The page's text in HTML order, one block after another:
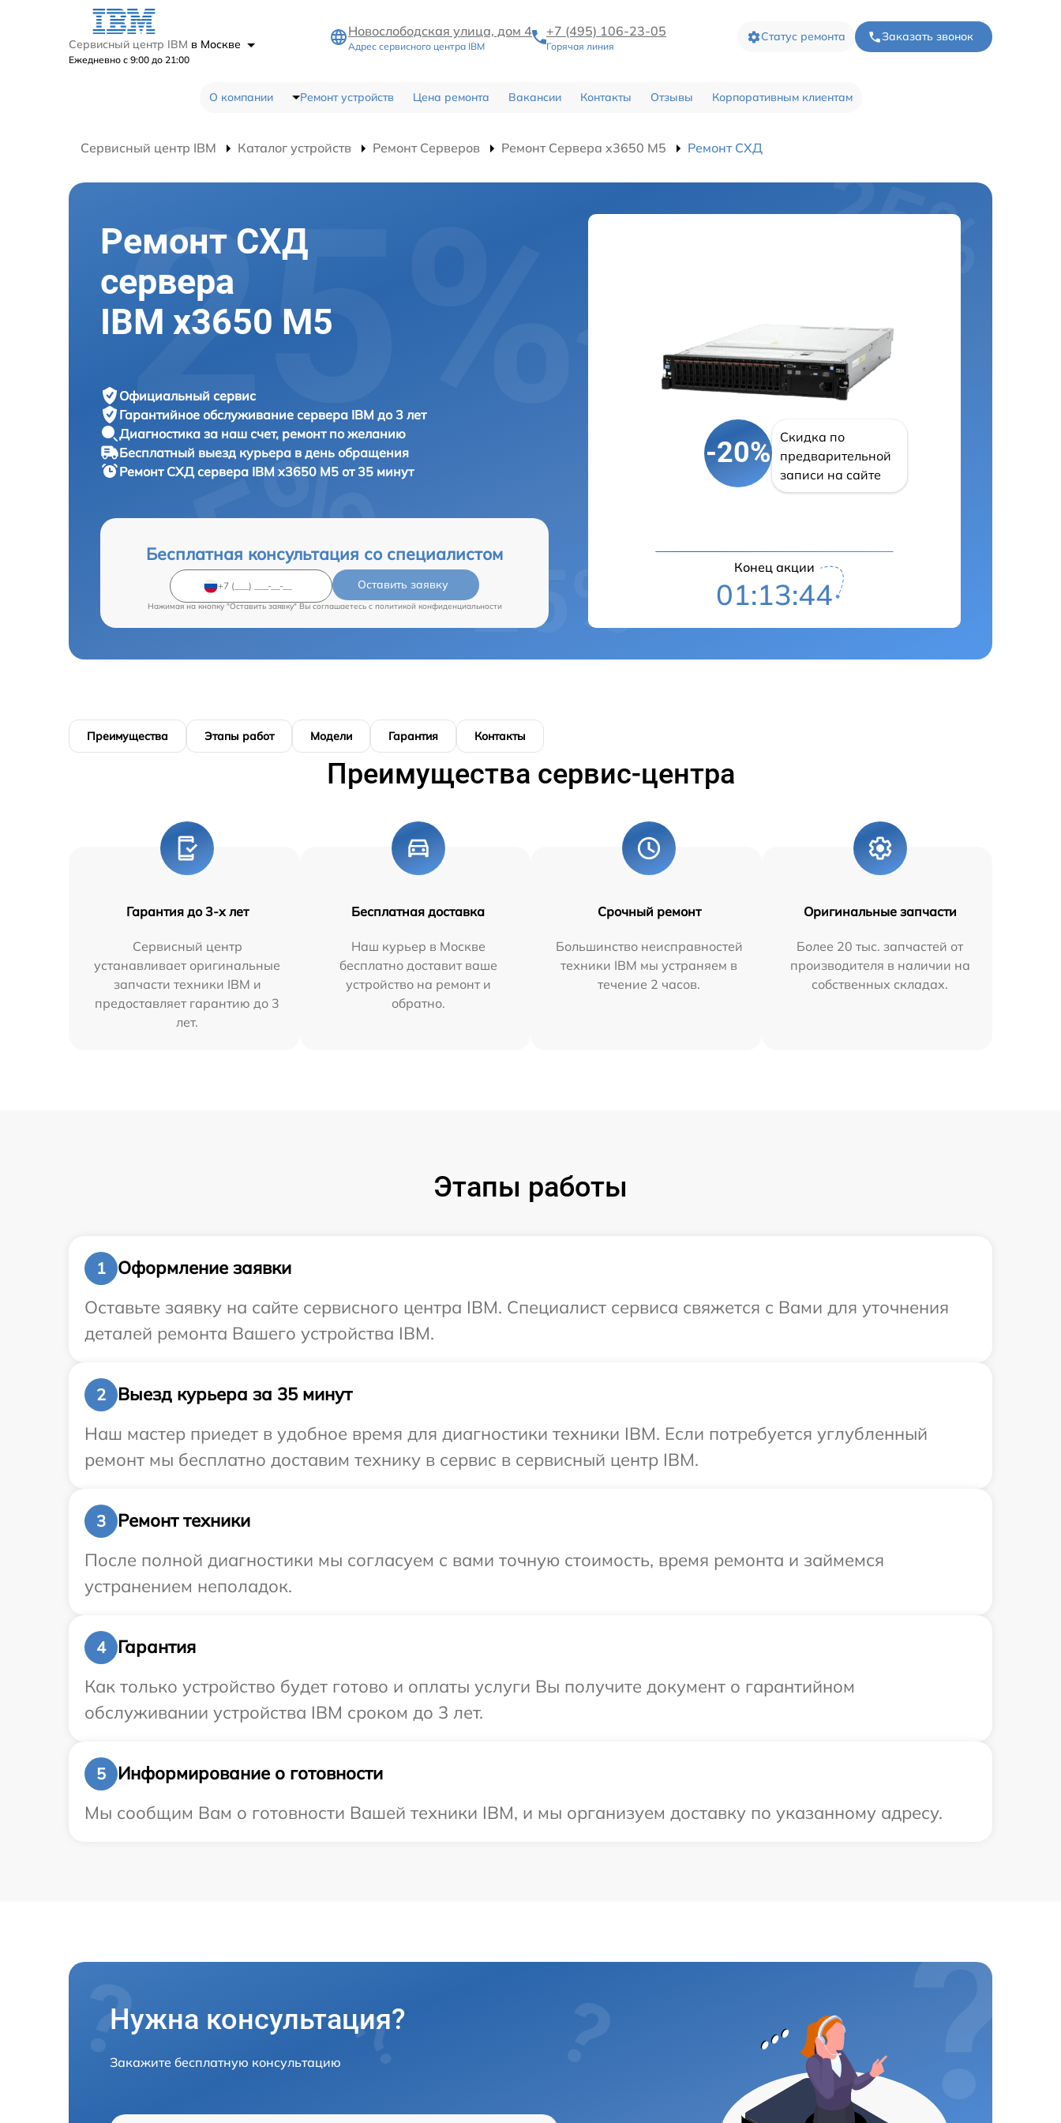
Сервисный центр IBM в Москве
Ежедневно с 9:00 до 21:00
Новослободская улица, дом 4
Адрес сервисного центра IBM
+7 (495) 106-23-05
Горячая линия
Статус ремонта Заказать звонок
О компании Ремонт устройств Цена ремонта Вакансии Контакты Отзывы Корпоративным клиентам
Сервисный центр IBM Каталог устройств Ремонт Серверов Ремонт Сервера x3650 M5 Ремонт СХД
Ремонт СХД
сервера
IBM x3650 M5
Официальный сервис
Гарантийное обслуживание сервера IBM до 3 лет
Диагностика за наш счет, ремонт по желанию
Бесплатный выезд курьера в день обращения
Ремонт СХД сервера IBM x3650 M5 от 35 минут
Бесплатная консультация со специалистом
Оставить заявку
Нажимая на кнопку "Оставить заявку" Вы соглашаетесь c политикой конфиденциальности
-20%
Скидка по
предварительной
записи на сайте
Конец акции
01:13:43
Преимущества Этапы работ Модели Гарантия Контакты
Преимущества сервис-центра
Гарантия до 3-х лет
Сервисный центр
устанавливает оригинальные
запчасти техники IBM и
предоставляет гарантию до 3
лет.
Бесплатная доставка
Наш курьер в Москве
бесплатно доставит ваше
устройство на ремонт и
обратно.
Срочный ремонт
Большинство неисправностей
техники IBM мы устраняем в
течение 2 часов.
Оригинальные запчасти
Более 20 тыс. запчастей от
производителя в наличии на
собственных складах.
Этапы работы
1
Оформление заявки
Оставьте заявку на сайте сервисного центра IBM. Специалист сервиса свяжется с Вами для уточнения
деталей ремонта Вашего устройства IBM.
2
Выезд курьера за 35 минут
Наш мастер приедет в удобное время для диагностики техники IBM. Если потребуется углубленный
ремонт мы бесплатно доставим технику в сервис в сервисный центр IBM.
3
Ремонт техники
После полной диагностики мы согласуем с вами точную стоимость, время ремонта и займемся
устранением неполадок.
4
Гарантия
Как только устройство будет готово и оплаты услуги Вы получите документ о гарантийном
обслуживании устройства IBM сроком до 3 лет.
5
Информирование о готовности
Мы сообщим Вам о готовности Вашей техники IBM, и мы организуем доставку по указанному адресу.
Нужна консультация?
Закажите бесплатную консультацию